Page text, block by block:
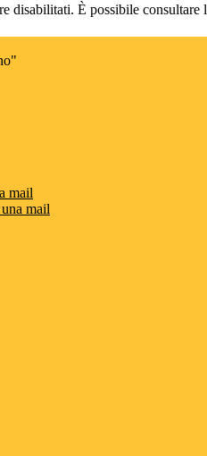
disabilitati. È possibile
mail
mail